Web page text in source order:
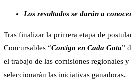
Los resultados se darán a
Tras finalizar la primera etapa de
Concursables “Contigo en Cada Gota”
el trabajo de las comisiones regionales
seleccionarán las iniciativas ganadoras.